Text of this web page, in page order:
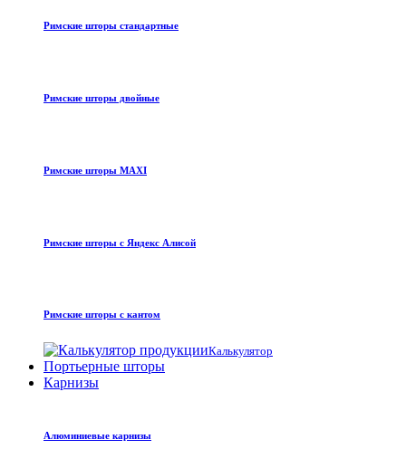
Римские шторы стандартные
Римские шторы двойные
Римские шторы MAXI
Римские шторы с Яндекс Алисой
Римские шторы с кантом
Калькулятор
Портьерные шторы
Карнизы
Алюминиевые карнизы